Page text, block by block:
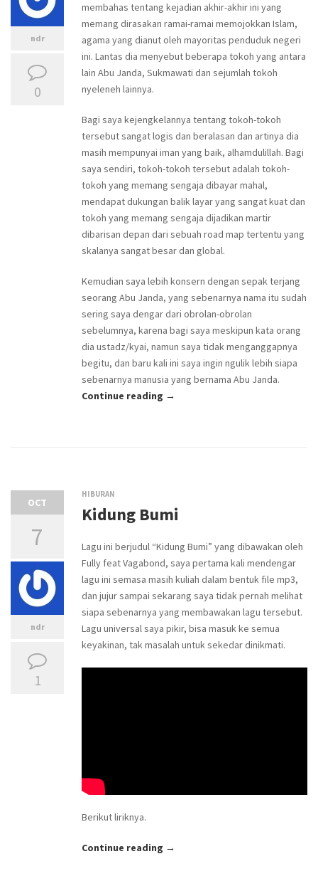
ndr
0
membahas tentang kejadian akhir-akhir ini yang
memang dirasakan ramai-ramai memojokkan Islam,
agama yang dianut oleh mayoritas penduduk negeri
ini. Lantas dia menyebut beberapa tokoh yang antara
lain Abu Janda, Sukmawati dan sejumlah tokoh
nyeleneh lainnya.
Bagi saya kejengkelannya tentang tokoh-tokoh
tersebut sangat logis dan beralasan dan artinya dia
masih mempunyai iman yang baik, alhamdulillah. Bagi
saya sendiri, tokoh-tokoh tersebut adalah tokoh-
tokoh yang memang sengaja dibayar mahal,
mendapat dukungan balik layar yang sangat kuat dan
tokoh yang memang sengaja dijadikan martir
dibarisan depan dari sebuah road map tertentu yang
skalanya sangat besar dan global.
Kemudian saya lebih konsern dengan sepak terjang
seorang Abu Janda, yang sebenarnya nama itu sudah
sering saya dengar dari obrolan-obrolan
sebelumnya, karena bagi saya meskipun kata orang
dia ustadz/kyai, namun saya tidak menganggapnya
begitu, dan baru kali ini saya ingin ngulik lebih siapa
sebenarnya manusia yang bernama Abu Janda.
Continue reading →
OCT
7
ndr
1
HIBURAN
Kidung Bumi
Lagu ini berjudul “Kidung Bumi” yang dibawakan oleh
Fully feat Vagabond, saya pertama kali mendengar
lagu ini semasa masih kuliah dalam bentuk file mp3,
dan jujur sampai sekarang saya tidak pernah melihat
siapa sebenarnya yang membawakan lagu tersebut.
Lagu universal saya pikir, bisa masuk ke semua
keyakinan, tak masalah untuk sekedar dinikmati.
Berikut liriknya.
Continue reading →